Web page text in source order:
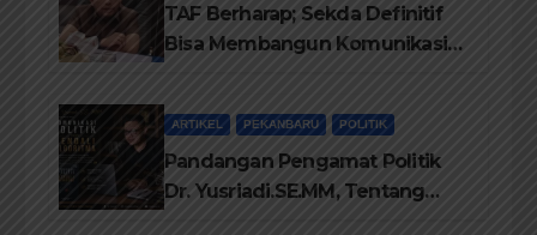
TAF Berharap; Sekda Definitif
Bisa Membangun Komunikasi
ARTIKEL PEKANBARU POLITIK
Pandangan Pengamat Politik
Dr. Yusriadi.SE.MM, Tentang